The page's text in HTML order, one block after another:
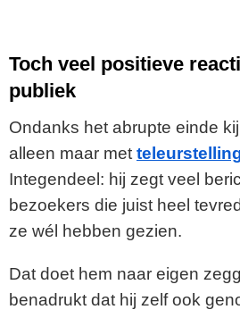
Toch veel positieve
publiek
Ondanks het abrupte einde
alleen maar met
Integendeel: hij zegt veel
bezoekers die juist heel
ze wél hebben gezien.
Dat doet hem naar eigen
benadrukt dat hij zelf ook